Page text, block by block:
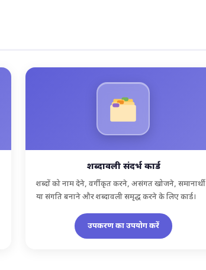
शब्दावली संदर्भ कार्ड
शब्दों को नाम देने, वर्गीकृत करने, असंगत खोजने, समानार्थी
या संगति बनाने और शब्दावली समृद्ध करने के लिए कार्ड।
उपकरण का उपयोग करें